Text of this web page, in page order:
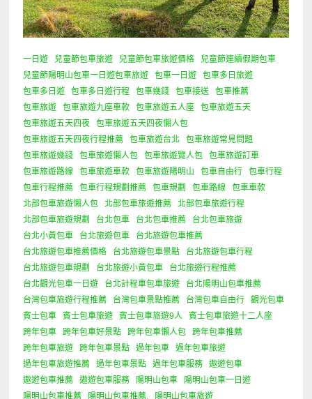
一日遊 兒童節包車旅遊 兒童節包車旅遊價格
兒童節連續假期包車
兒童節陽明山包車一日遊包車旅遊
包車一日遊
包車多日旅遊
包車多日遊
包車多日遊行程 包車幾錢 包車接送
包車推薦
包車旅遊
包車旅遊九座車款 包車旅遊五人座
包車旅遊五天
包車旅遊五天四夜
包車旅遊五天四夜懶人包
包車旅遊五天四夜行程推薦
包車旅遊台北
包車旅遊常見問題
包車旅遊幾錢
包車旅遊懶人包 包車旅遊覽人包
包車旅遊訂車
包車旅遊路線
包車旅遊車款 包車旅遊陽明山 包車自由行
包車行程
包車行程推薦
包車行程規劃推薦 包車規劃 包車路線
包車車款
北部包車旅遊懶人包
北部包車旅遊推薦
北部包車旅遊行程
北部包車旅遊規劃
台北包車 台北包車推薦
台北包車旅遊
台北小黃包車
台北旅遊包車
台北旅遊包車推薦
台北旅遊包車推薦價格
台北旅遊包車景點
台北旅遊包車行程
台北旅遊包車規劃
台北旅遊小黃包車
台北旅遊行程推薦
台北觀光包車一日遊
台北計程車包車旅遊
台北陽明山包車推薦
台灣包車旅遊行程推薦
台灣包車景點推薦 台灣包車自由行
觀光包車
賓士包車
賓士包車旅遊 賓士包車旅遊9人
賓士包車旅遊十二人座
跨年包車
跨年包車好景點 跨年包車懶人包
跨年包車推薦
跨年包車旅遊
跨年包車景點 過年包車
過年包車旅遊
過年包車旅遊推薦
過年包車景點 過年包車服務
遨遊包車
遨遊包車推薦
遨遊包車服務 陽明山包車
陽明山包車一日遊
陽明山包車推薦
陽明山包車推薦.
陽明山包車旅遊